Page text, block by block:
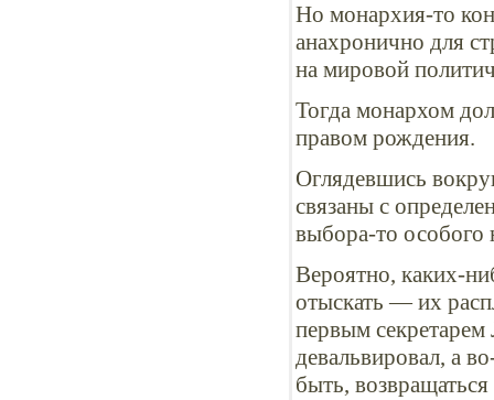
Но монархия-то
анахронично для
на мировой
Тогда монархом
правом рождения.
Оглядевшись
связаны с
выбора-то особого
Вероятно, каких-
отыскать — их
первым
девальвировал, а
быть,